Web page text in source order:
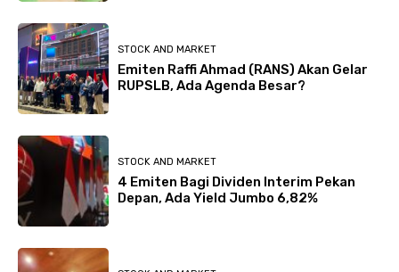
STOCK AND MARKET
Emiten Raffi Ahmad (RANS) Akan Gelar
RUPSLB, Ada Agenda Besar?
STOCK AND MARKET
4 Emiten Bagi Dividen Interim Pekan
Depan, Ada Yield Jumbo 6,82%